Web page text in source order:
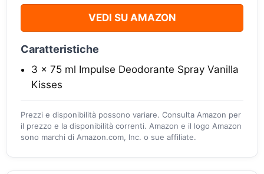
VEDI SU AMAZON
Caratteristiche
3 x 75 ml Impulse Deodorante Spray Vanilla
Kisses
Prezzi e disponibilità possono variare. Consulta Amazon per
il prezzo e la disponibilità correnti. Amazon e il logo Amazon
sono marchi di Amazon.com, Inc. o sue affiliate.